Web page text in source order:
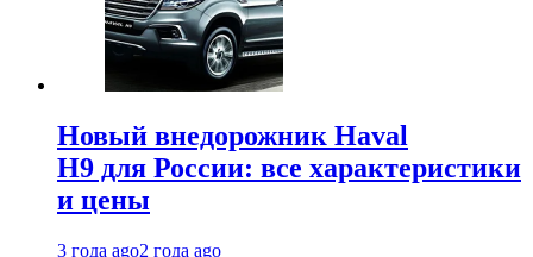
Новый внедорожник Haval
H9 для России: все характеристики
и цены
3 года ago2 года ago